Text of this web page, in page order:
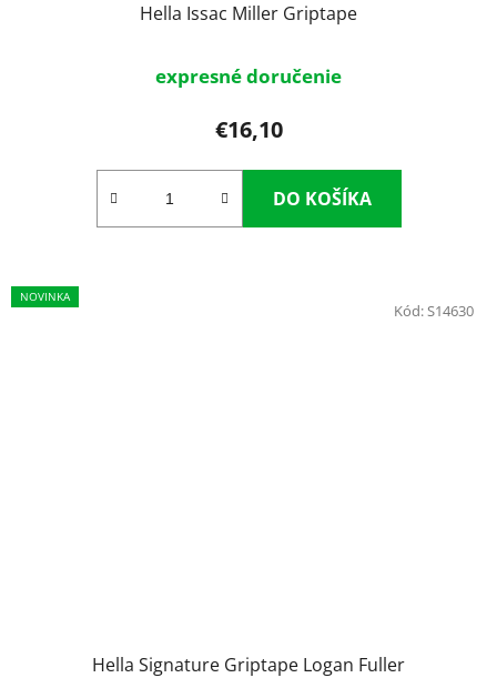
Hella Issac Miller Griptape
expresné doručenie
€16,10
DO KOŠÍKA
NOVINKA
Hella Signature Griptape Logan Fuller
Kód:S14630